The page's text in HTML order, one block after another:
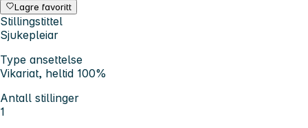
Lagre favoritt
Stillingstittel
Sjukepleiar
Type ansettelse
Vikariat, heltid 100%
Antall stillinger
1